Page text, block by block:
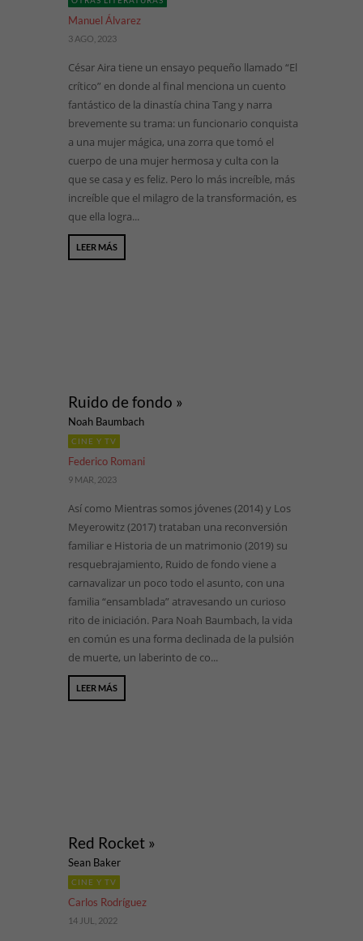
Manuel Álvarez
3 AGO, 2023
César Aira tiene un ensayo pequeño llamado “El
crítico” en donde al final menciona un cuento
fantástico de la dinastía china Tang y narra
brevemente su trama: un funcionario conquista
a una mujer mágica, una zorra que tomó el
cuerpo de una mujer hermosa y culta con la
que se casa y es feliz. Pero lo más increíble, más
increíble que el milagro de la transformación, es
que ella logra...
LEER MÁS
Ruido de fondo »
Noah Baumbach
CINE Y TV
Federico Romani
9 MAR, 2023
Así como Mientras somos jóvenes (2014) y Los
Meyerowitz (2017) trataban una reconversión
familiar e Historia de un matrimonio (2019) su
resquebrajamiento, Ruido de fondo viene a
carnavalizar un poco todo el asunto, con una
familia “ensamblada” atravesando un curioso
rito de iniciación. Para Noah Baumbach, la vida
en común es una forma declinada de la pulsión
de muerte, un laberinto de co...
LEER MÁS
Red Rocket »
Sean Baker
CINE Y TV
Carlos Rodríguez
14 JUL, 2022